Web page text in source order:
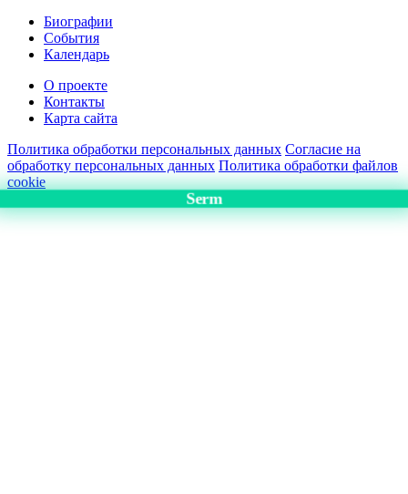
Биографии
События
Календарь
О проекте
Контакты
Карта сайта
Политика обработки персональных данных Согласие на
обработку персональных данных Политика обработки файлов
cookie
Serm